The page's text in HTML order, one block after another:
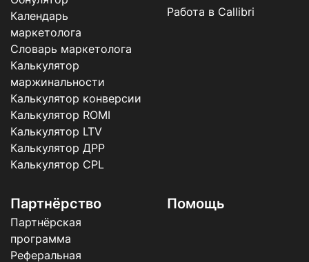
Календарь
маркетолога
Словарь маркетолога
Калькулятор
маржинальности
Калькулятор конверсии
Калькулятор ROMI
Калькулятор LTV
Калькулятор ДРР
Калькулятор CPL
Помощь
Работа в Callibri
Партнёрство
Партнёрская
программа
Реферальная